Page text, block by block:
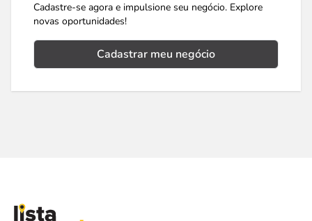
Cadastre-se agora e impulsione seu negócio. Explore
novas oportunidades!
Cadastrar meu negócio